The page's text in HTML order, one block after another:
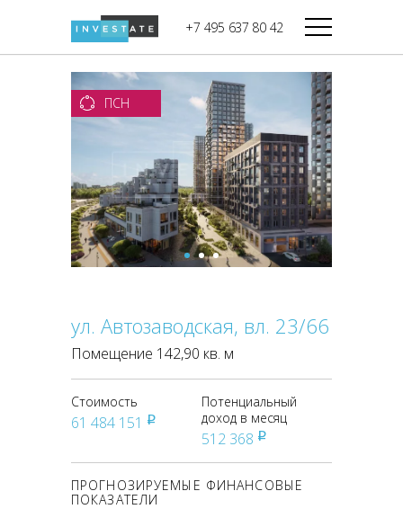
+7 495 637 80 42
Дикси
Мираторг
Магнолия
В башне
Башня Федерация-II
Башня Федерация-I
Восток
Город Столиц,
Северный блок
Город Столиц,
Южный блок
ПСН
ул. Автозаводская, вл. 23/66
Помещение 142,90 кв. м
Стоимость
61 484 151 pуб
Потенциальный
доход в месяц
512 368 pуб
ПРОГНОЗИРУЕМЫЕ ФИНАНСОВЫЕ
ПОКАЗАТЕЛИ